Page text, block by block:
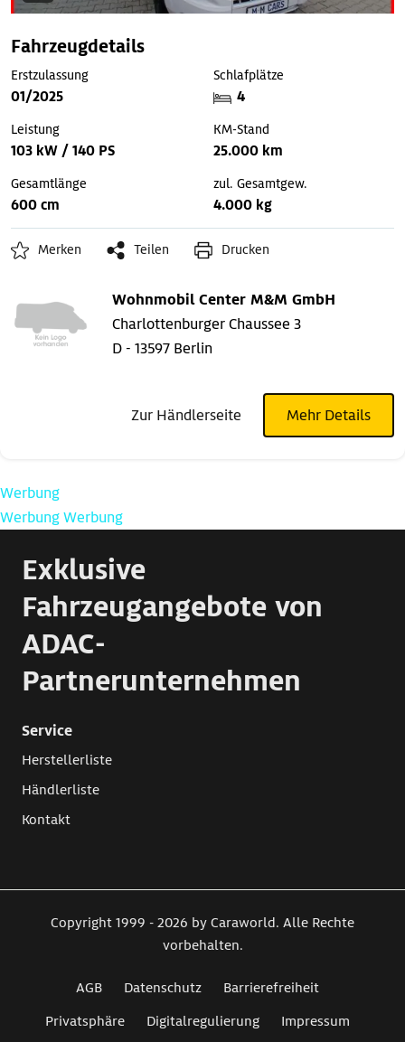
Fahrzeugdetails
Erstzulassung
01/2025
Schlafplätze
4
Leistung
103 kW / 140 PS
KM-Stand
25.000 km
Gesamtlänge
600 cm
zul. Gesamtgew.
4.000 kg
Merken Teilen Drucken
Wohnmobil Center M&M GmbH
Charlottenburger Chaussee 3
D - 13597 Berlin
Zur Händlerseite Mehr Details
Werbung
WerbungWerbung
Exklusive
Fahrzeugangebote von
ADAC-
Partnerunternehmen
Service
Herstellerliste
Händlerliste
Kontakt
Copyright 1999 - 2026 by Caraworld. Alle Rechte
vorbehalten.
AGB Datenschutz
Barrierefreiheit
Privatsphäre
Digitalregulierung Impressum